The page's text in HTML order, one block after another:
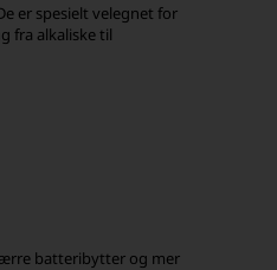
er spesielt velegnet for
fra alkaliske til
batteribytter og mer